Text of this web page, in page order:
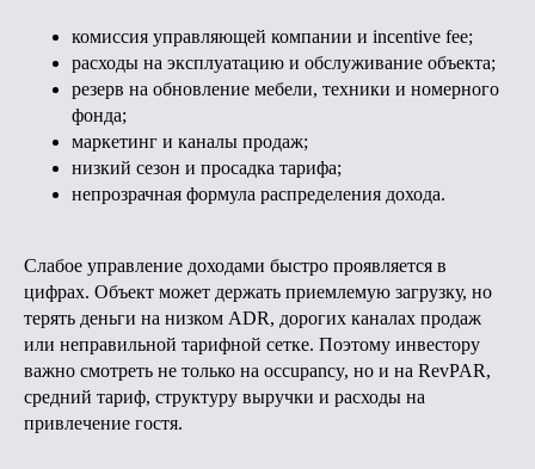
комиссия управляющей компании и incentive fee;
расходы на эксплуатацию и обслуживание объекта;
резерв на обновление мебели, техники и номерного
фонда;
маркетинг и каналы продаж;
низкий сезон и просадка тарифа;
непрозрачная формула распределения дохода.
Слабое управление доходами быстро проявляется в
цифрах. Объект может держать приемлемую загрузку, но
терять деньги на низком ADR, дорогих каналах продаж
или неправильной тарифной сетке. Поэтому инвестору
важно смотреть не только на occupancy, но и на RevPAR,
средний тариф, структуру выручки и расходы на
привлечение гостя.